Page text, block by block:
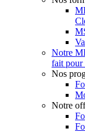
Notre
fait pour
Nos
Notre